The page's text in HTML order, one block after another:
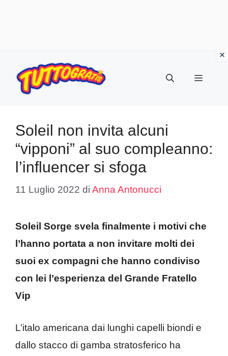
contenuto
Menu
Soleil non invita alcuni
“vipponi” al suo compleanno:
l’influencer si sfoga
11 Luglio 2022 di Anna Antonucci
Soleil Sorge svela finalmente i motivi che
l’hanno portata a non invitare molti dei
suoi ex compagni che hanno condiviso
con lei l’esperienza del Grande Fratello
Vip
L’italo americana dai lunghi capelli biondi e
dallo stacco di gamba stratosferico ha